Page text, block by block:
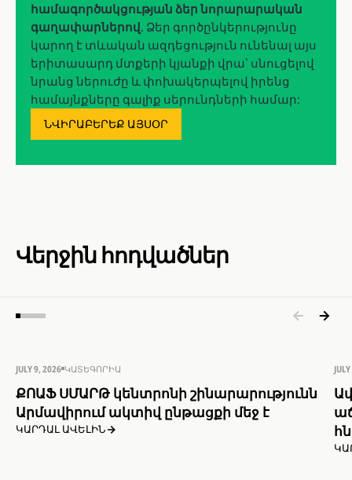
համագործակցության ձեր նորարարական
գաղափարներով. Ձեր գործընկերությունը
կարող է տևական ազդեցություն ունենալ այս
երիտասարդ մտքերի կյանքի վրա՝ սնուցելով
նրանց ներուժը և փոխակերպելով իրենց
համայնքները գալիք սերունդների համար:
ՆՎԻՐԱԲԵՐԵՔ ԱՅՍՕՐ
Վերջին հոդվածներ
JULY 9, 2026 ԿԱՏԵԳՈՐԻԱ
ՔՈԱՖ ՍՄԱՐԹ կենտրոնի շինարարությունն
Արմավիրում ակտիվ ընթացքի մեջ է
ԿԱՐԴԱԼ ԱՎԵԼԻՆ